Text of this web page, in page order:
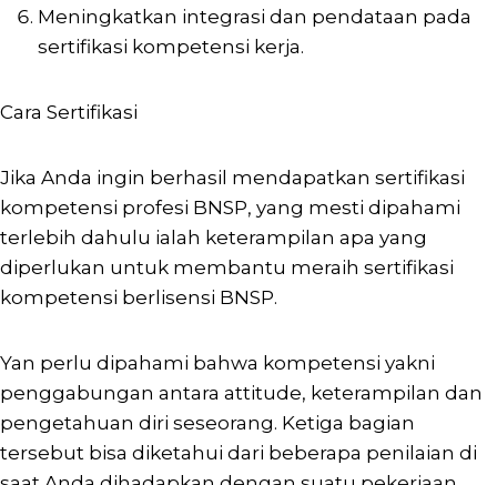
Meningkatkan integrasi dan pendataan pada
sertifikasi kompetensi kerja.
Cara Sertifikasi
Jika Anda ingin berhasil mendapatkan sertifikasi
kompetensi profesi BNSP, yang mesti dipahami
terlebih dahulu ialah keterampilan apa yang
diperlukan untuk membantu meraih sertifikasi
kompetensi berlisensi BNSP.
Yan perlu dipahami bahwa kompetensi yakni
penggabungan antara attitude, keterampilan dan
pengetahuan diri seseorang. Ketiga bagian
tersebut bisa diketahui dari beberapa penilaian di